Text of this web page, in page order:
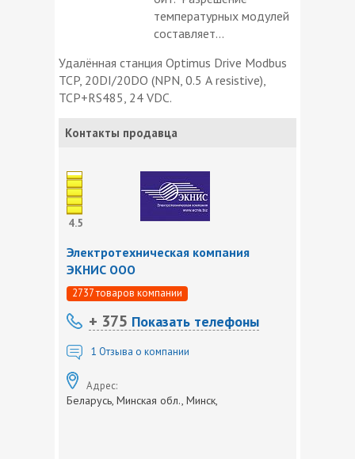
температурных модулей
составляет...
Удалённая станция Optimus Drive Modbus
TCP, 20DI/20DO (NPN, 0.5 А resistive),
TCP+RS485, 24 VDC.
Контакты продавца
4.5
Электротехническая компания
ЭКНИС ООО
2737 товаров компании
+ 375 Показать телефоны
1 Отзыва о компании
Адрес:
Беларусь, Минская обл., Минск,